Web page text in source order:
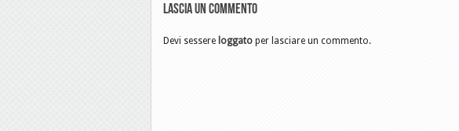
Lascia un commento
Devi sessere loggato per lasciare un commento.